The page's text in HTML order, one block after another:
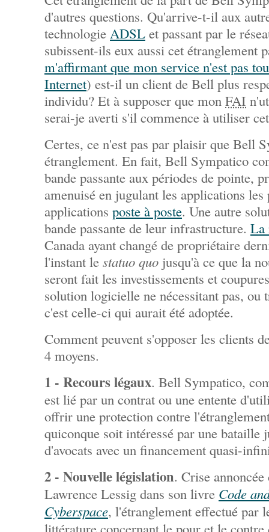
d'autres questions. Qu'arrive-t-il aux
technologie ADSL et passant par le
subissent-ils eux aussi cet étranglement
m'affirmant que mon service n'est pas
Internet) est-il un client de Bell plus
individu? Et à supposer que mon FAI
serai-je averti s'il commence à utiliser
Certes, ce n'est pas par plaisir que Bell
étranglement. En fait, Bell Sympatico
bande passante aux périodes de pointe,
amenuisé en jugulant les applications
applications poste à poste. Une autre
bande passante de leur infrastructure. La
Canada ayant changé de propriétaire
l'instant le statuo quo jusqu'à ce que la
seront fait les investissements et
solution logicielle ne nécessitant pas, ou
c'est celle-ci qui aurait été adoptée.
Comment peuvent s'opposer les clients
4 moyens.
1 - Recours légaux. Bell Sympatico,
est lié par un contrat ou une entente
offrir une protection contre
quiconque soit intéressé par une bataille
d'avocats avec un financement quasi-
2 - Nouvelle législation. Crise
Lawrence Lessig dans son livre Code
Cyberspace, l'étranglement effectué par
littérature concernant le pour et le contre